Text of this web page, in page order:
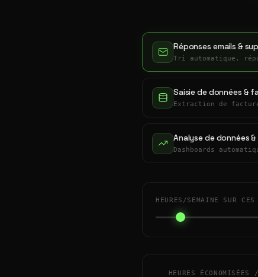
Réponses emails &
Tri automatique,
Saisie de données &
Extraction de
Analyse de données
Dashboards
HEURES/SEMAINE SUR CES
HEURES ÉCONOMISÉES